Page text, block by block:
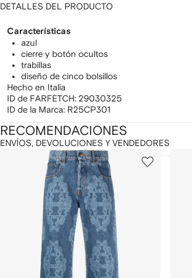
DETALLES DEL PRODUCTO
Características
azul
cierre y botón ocultos
trabillas
diseño de cinco bolsillos
Hecho en Italia
ID de FARFETCH: 29030325
ID de la Marca: R25CP301
ENVÍOS, DEVOLUCIONES Y VENDEDORES
RECOMENDACIONES
2